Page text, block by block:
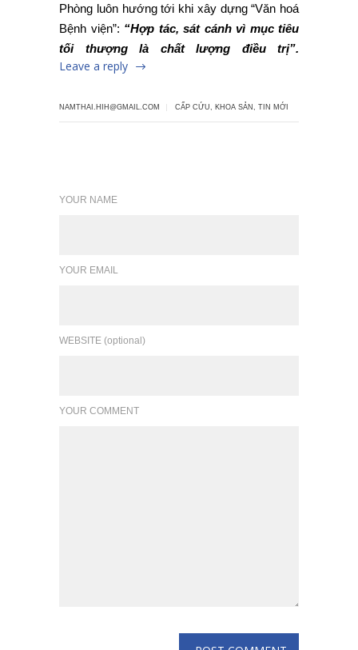
NAMTHAI.HIH@GMAIL.COM CẤP CỨU, KHOA SẢN, TIN MỚI
Leave a reply
YOUR NAME